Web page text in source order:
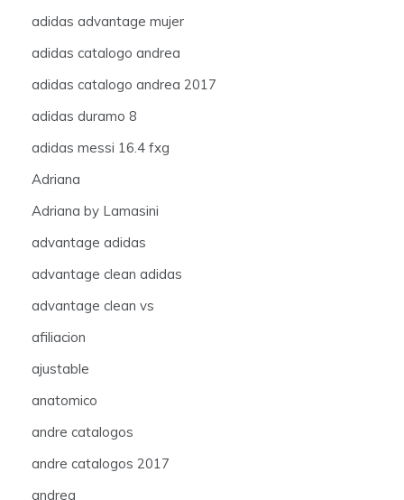
adidas advantage mujer
adidas catalogo andrea
adidas catalogo andrea 2017
adidas duramo 8
adidas messi 16.4 fxg
Adriana
Adriana by Lamasini
advantage adidas
advantage clean adidas
advantage clean vs
afiliacion
ajustable
anatomico
andre catalogos
andre catalogos 2017
andrea